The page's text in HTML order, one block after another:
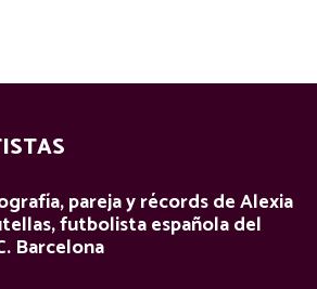
pareja y récords de Alexia
futbolista española del
Barcelona